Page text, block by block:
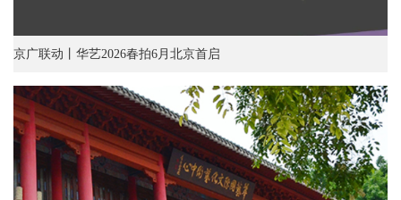
京广联动丨华艺2026春拍6月北京首启